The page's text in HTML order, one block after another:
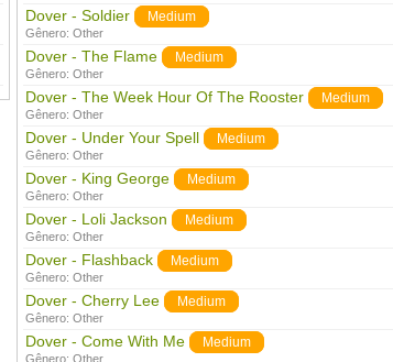
Dover - Soldier Medium
Gênero: Other
Dover - The Flame Medium
Gênero: Other
Dover - The Week Hour Of The Rooster Medium
Gênero: Other
Dover - Under Your Spell Medium
Gênero: Other
Dover - King George Medium
Gênero: Other
Dover - Loli Jackson Medium
Gênero: Other
Dover - Flashback Medium
Gênero: Other
Dover - Cherry Lee Medium
Gênero: Other
Dover - Come With Me Medium
Gênero: Other